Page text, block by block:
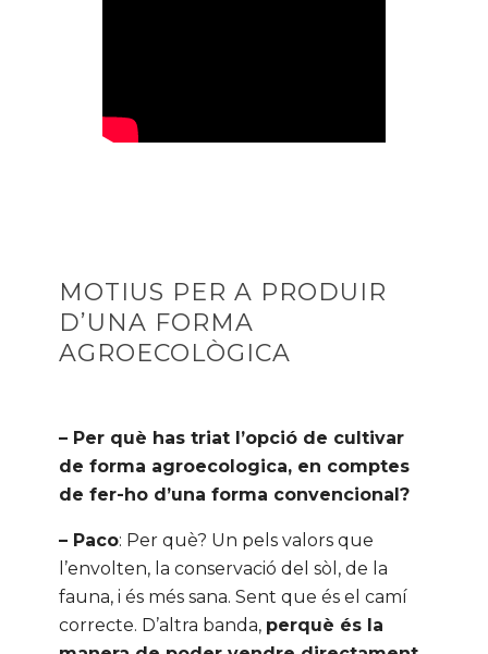
MOTIUS PER A PRODUIR
D’UNA FORMA
AGROECOLÒGICA
– Per què has triat l’opció de cultivar
de forma agroecologica, en comptes
de fer-ho d’una forma convencional?
– Paco: Per què? Un pels valors que
l’envolten, la conservació del sòl, de la
fauna, i és més sana. Sent que és el camí
correcte. D’altra banda, perquè és la